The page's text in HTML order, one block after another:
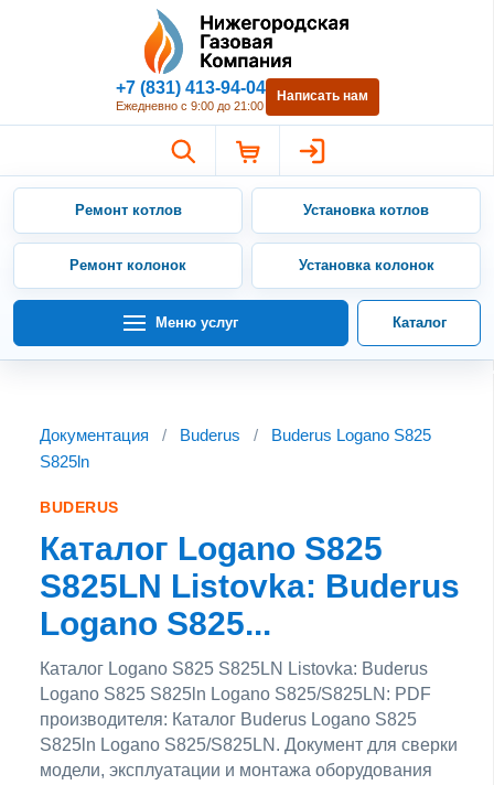
Нижегородская Газовая
+7 (831) 413-94-04
Ежедневно с 9:00 до 21:00
Написать нам
Ремонт котлов Установка котлов
Ремонт колонок Установка колонок
Меню услуг Каталог
Документация / Buderus /
Buderus Logano S825
S825ln
BUDERUS
Каталог Logano S825
S825LN Listovka: Buderus
Logano S825...
Каталог Logano S825 S825LN Listovka: Buderus
Logano S825 S825ln Logano S825/S825LN: PDF
производителя: Каталог Buderus Logano S825
S825ln Logano S825/S825LN. Документ для сверки
модели, эксплуатации и монтажа оборудования